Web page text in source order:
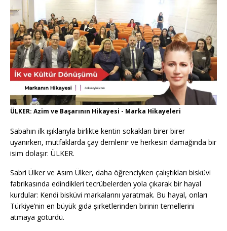
ÜLKER: Azim ve Başarının Hikayesi - Marka Hikayeleri
Sabahın ilk ışıklarıyla birlikte kentin sokakları birer birer
uyanırken, mutfaklarda çay demlenir ve herkesin damağında bir
isim dolaşır: ÜLKER.
Sabri Ülker ve Asım Ülker, daha öğrenciyken çalıştıkları bisküvi
fabrikasında edindikleri tecrübelerden yola çıkarak bir hayal
kurdular: Kendi bisküvi markalarını yaratmak. Bu hayal, onları
Türkiye’nin en büyük gıda şirketlerinden birinin temellerini
atmaya götürdü.